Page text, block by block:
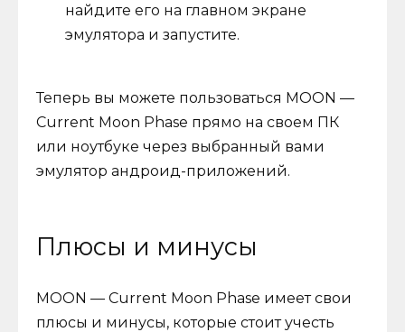
найдите его на главном экране
эмулятора и запустите.
Теперь вы можете пользоваться MOON —
Current Moon Phase прямо на своем ПК
или ноутбуке через выбранный вами
эмулятор андроид-приложений.
Плюсы и минусы
MOON — Current Moon Phase имеет свои
плюсы и минусы, которые стоит учесть